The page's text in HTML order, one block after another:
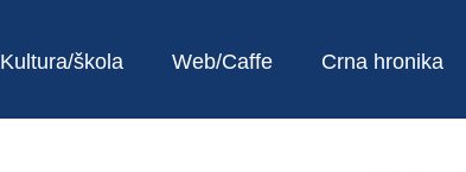
Kultura/škola Web/Caffe Crna hronika